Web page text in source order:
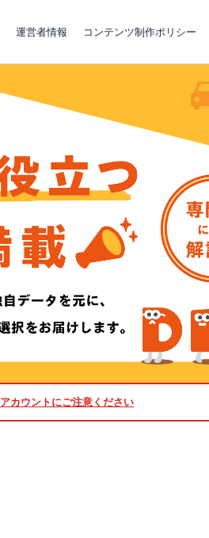
運営者情報 コンテンツ制作ポリシー
カウントにご注意ください